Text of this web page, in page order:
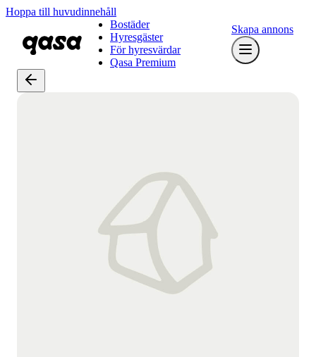
Hoppa till huvudinnehåll
Bostäder
Hyresgäster
För hyresvärdar
Qasa Premium
Skapa annons